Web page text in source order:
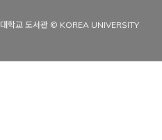
학교 도서관 © KOREA UNIVERSITY